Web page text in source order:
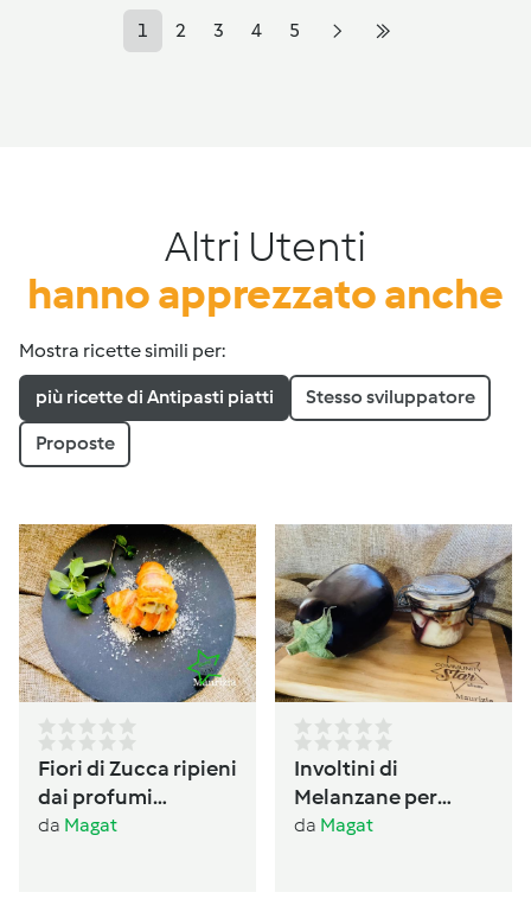
1 2 3 4 5
Altri Utenti
hanno apprezzato anche
Mostra ricette simili per:
più ricette di Antipasti piatti Stesso sviluppatore
Proposte
Fiori di Zucca ripieni
dai profumi
Ogliastrini
da Magat
Involtini di
Melanzane per
antipasto /conserva
da Magat